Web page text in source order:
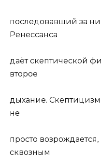
последовавший за
Ренессанса
даёт скептической
второе
дыхание. Скептицизм
не
просто возрождается,
сквозным